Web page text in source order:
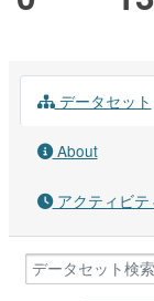
データセット
About
アクティビテ